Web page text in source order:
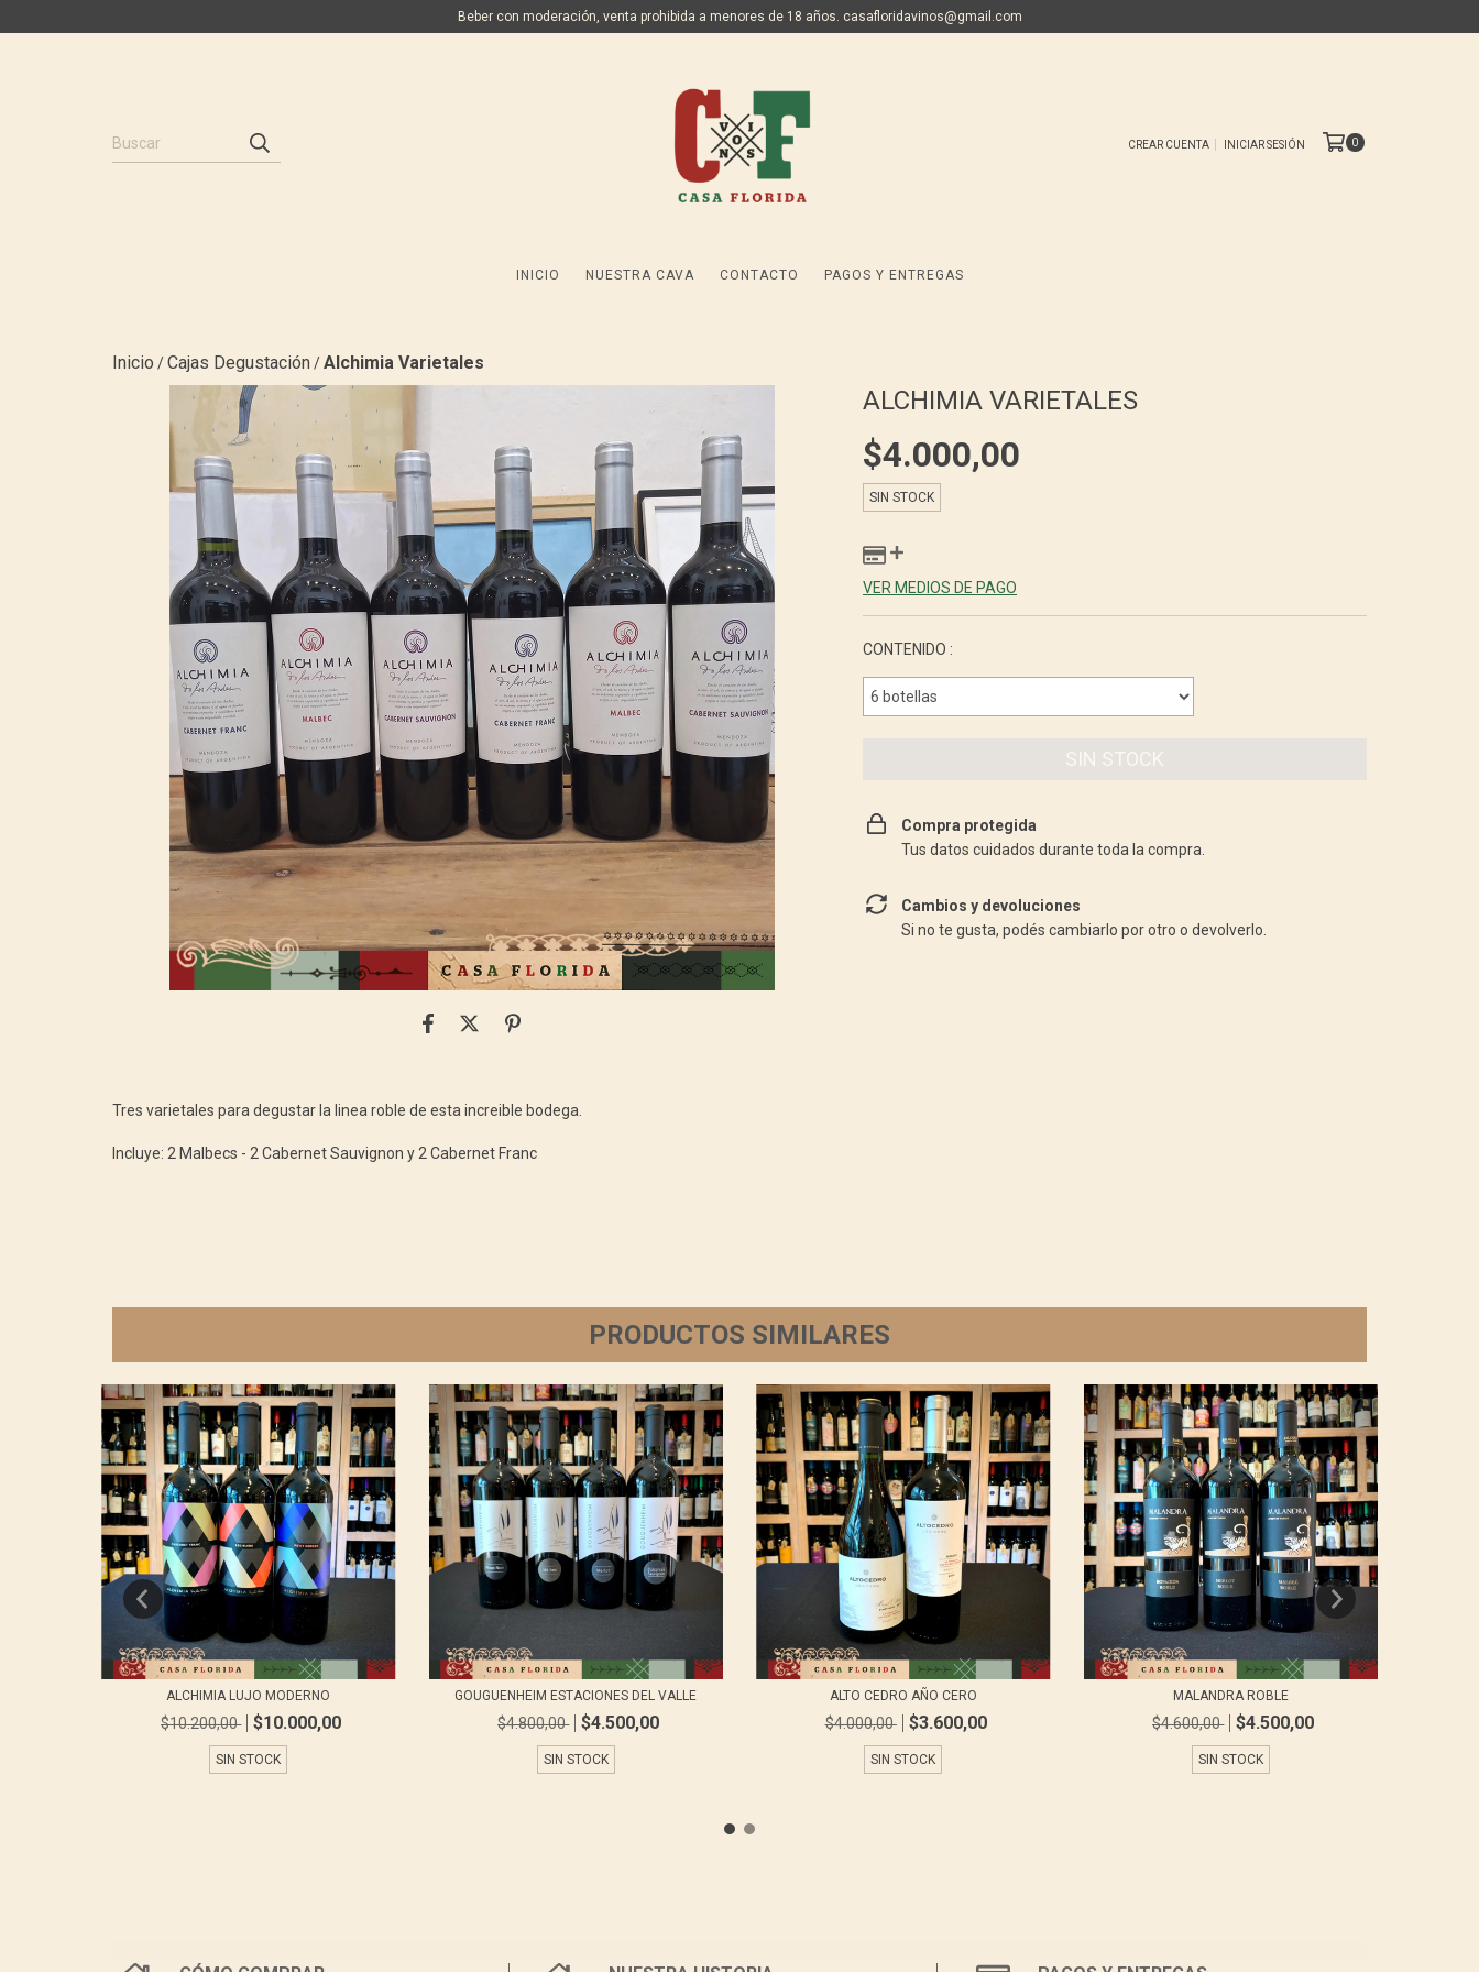
Beber con moderación, venta prohibida a menores de 18 años. casafloridavinos@gmail.com
CREAR CUENTA INICIAR SESIÓN 0
INICIO NUESTRA CAVA CONTACTO PAGOS Y ENTREGAS
Inicio /Cajas Degustación /Alchimia Varietales
Tres varietales para degustar la linea roble de esta increible bodega.
Incluye: 2 Malbecs - 2 Cabernet Sauvignon y 2 Cabernet Franc
ALCHIMIA VARIETALES
$4.000,00
SIN STOCK
VER MEDIOS DE PAGO
CONTENIDO :
Compra protegida
Tus datos cuidados durante toda la compra.
Cambios y devoluciones
Si no te gusta, podés cambiarlo por otro o devolverlo.
PRODUCTOS SIMILARES
ALCHIMIA LUJO MODERNO
$10.200,00 $10.000,00
SIN STOCK
GOUGUENHEIM ESTACIONES DEL VALLE
$4.800,00 $4.500,00
SIN STOCK
ALTO CEDRO AÑO CERO
$4.000,00 $3.600,00
SIN STOCK
MALANDRA ROBLE
$4.600,00 $4.500,00
SIN STOCK